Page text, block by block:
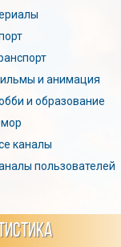
и анимация
и образование
каналы
пользователей